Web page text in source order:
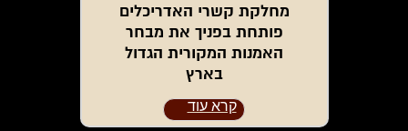
קרא עוד
מחלקת קשרי האדריכלים
פותחת בפניך את מבחר
האמנות המקורית הגדול
בארץ